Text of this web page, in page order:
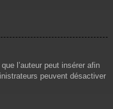
l’auteur peut insérer afin
peuvent désactiver